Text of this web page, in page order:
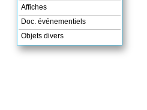
Affiches
Doc. événementiels
Objets divers